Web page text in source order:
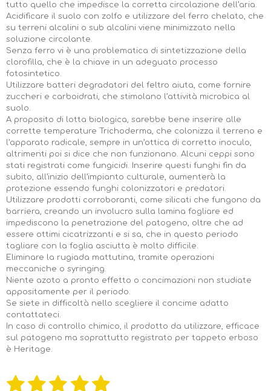
tutto quello che impedisce la corretta circolazione dell’aria.
Acidificare il suolo con zolfo e utilizzare del ferro chelato, che
su terreni alcalini o sub alcalini viene minimizzato nella
soluzione circolante.
Senza ferro vi è una problematica di sintetizzazione della
clorofilla, che è la chiave in un adeguato processo
fotosintetico.
Utilizzare batteri degradatori del feltro aiuta, come fornire
zuccheri e carboidrati, che stimolano l’attività microbica al
suolo.
A proposito di lotta biologica, sarebbe bene inserire alle
corrette temperature Trichoderma, che colonizza il terreno e
l’apparato radicale, sempre in un’ottica di corretto inoculo,
altrimenti poi si dice che non funzionano. Alcuni ceppi sono
stati registrati come fungicidi. Inserire questi funghi fin da
subito, all’inizio dell’impianto culturale, aumenterà la
protezione essendo funghi colonizzatori e predatori.
Utilizzare prodotti corroboranti, come silicati che fungono da
barriera, creando un involucro sulla lamina fogliare ed
impediscono la penetrazione del patogeno, oltre che ad
essere ottimi cicatrizzanti e si sa, che in questo periodo
tagliare con la foglia asciutta è molto difficile.
Eliminare la rugiada mattutina, tramite operazioni
meccaniche o syringing.
Niente azoto a pronto effetto o concimazioni non studiate
appositamente per il periodo.
Se siete in difficoltà nello scegliere il concime adatto
contattateci.
In caso di controllo chimico, il prodotto da utilizzare, efficace
sul patogeno ma soprattutto registrato per tappeto erboso
è Heritage.
V
1
2 3 4 5